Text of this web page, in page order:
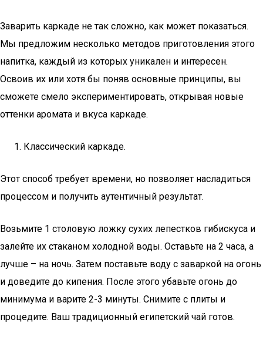
Заварить каркаде не так сложно, как может показаться.
Мы предложим несколько методов приготовления этого
напитка, каждый из которых уникален и интересен.
Освоив их или хотя бы поняв основные принципы, вы
сможете смело экспериментировать, открывая новые
оттенки аромата и вкуса каркаде.
Классический каркаде.
Этот способ требует времени, но позволяет насладиться
процессом и получить аутентичный результат.
Возьмите 1 столовую ложку сухих лепестков гибискуса и
залейте их стаканом холодной воды. Оставьте на 2 часа, а
лучше – на ночь. Затем поставьте воду с заваркой на огонь
и доведите до кипения. После этого убавьте огонь до
минимума и варите 2-3 минуты. Снимите с плиты и
процедите. Ваш традиционный египетский чай готов.